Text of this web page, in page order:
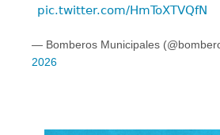
pic.twitter.com/HmToXTVQfN
— Bomberos Municipales
2026